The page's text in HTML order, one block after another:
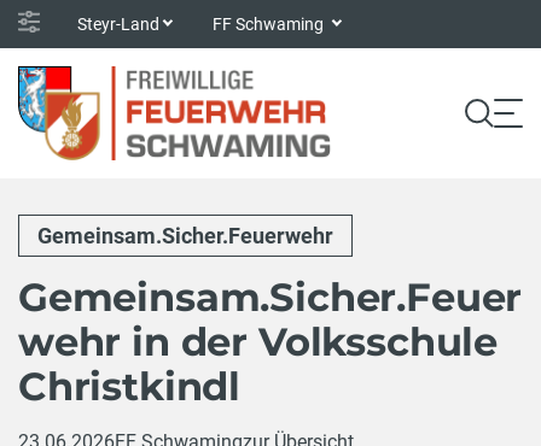
Steyr-Land FF Schwaming
Gemeinsam.Sicher.Feuerwehr
Gemeinsam.Sicher.Feuer
wehr in der Volksschule
Christkindl